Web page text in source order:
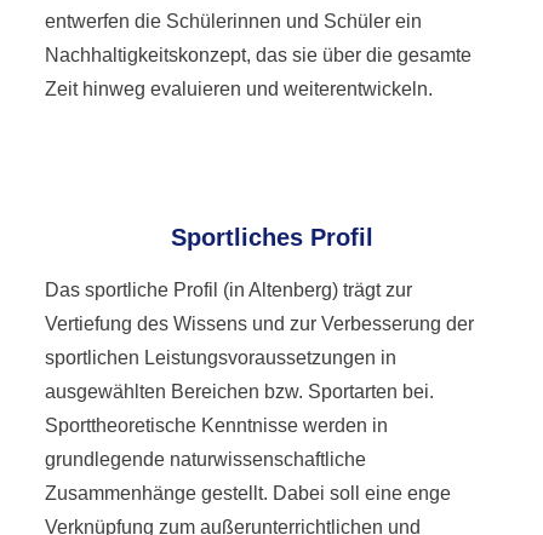
entwerfen die Schülerinnen und Schüler ein
Nachhaltigkeitskonzept, das sie über die gesamte
Zeit hinweg evaluieren und weiterentwickeln.
Sportliches Profil
Das sportliche Profil (in Altenberg) trägt zur
Vertiefung des Wissens und zur Verbesserung der
sportlichen Leistungsvoraussetzungen in
ausgewählten Bereichen bzw. Sportarten bei.
Sporttheoretische Kenntnisse werden in
grundlegende naturwissenschaftliche
Zusammenhänge gestellt. Dabei soll eine enge
Verknüpfung zum außerunterrichtlichen und